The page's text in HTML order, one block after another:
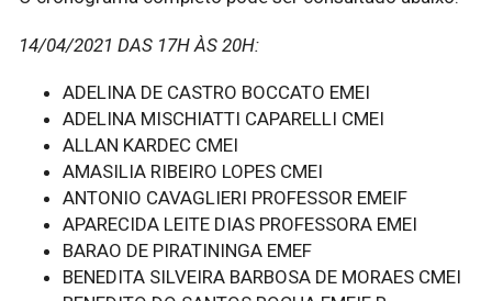
14/04/2021 DAS 17H ÀS 20H:
ADELINA DE CASTRO BOCCATO EMEI
ADELINA MISCHIATTI CAPARELLI CMEI
ALLAN KARDEC CMEI
AMASILIA RIBEIRO LOPES CMEI
ANTONIO CAVAGLIERI PROFESSOR EMEIF
APARECIDA LEITE DIAS PROFESSORA EMEI
BARAO DE PIRATININGA EMEF
BENEDITA SILVEIRA BARBOSA DE MORAES CMEI